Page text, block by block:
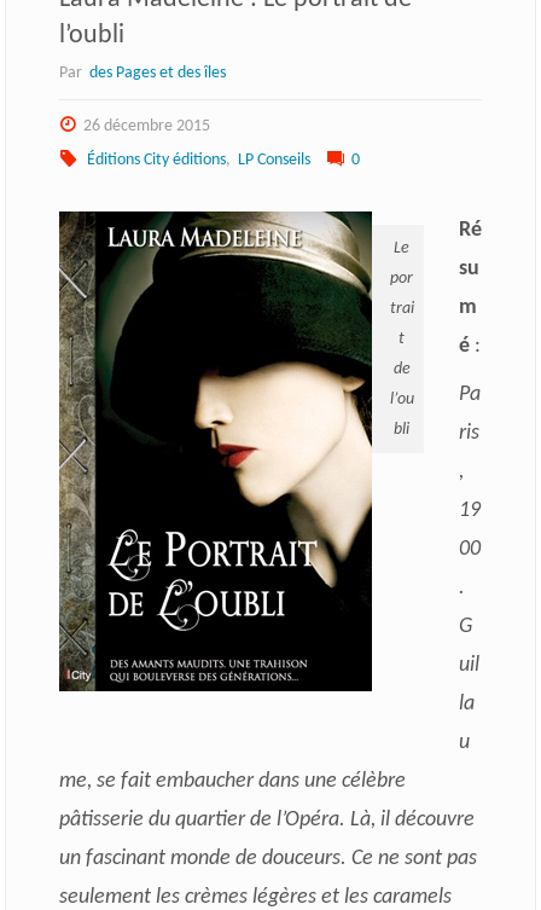
l’oubli
Par des Pages et des îles
26 décembre 2015
Éditions City éditions, LP Conseils 0
Le
por
trai
t
de
l’ou
bli
Ré
su
m
é:
Pa
ris
,
19
00
.
G
uil
la
u
me, se fait embaucher dans une célèbre
pâtisserie du quartier de l’Opéra. Là, il découvre
un fascinant monde de douceurs. Ce ne sont pas
seulement les crèmes légères et les caramels